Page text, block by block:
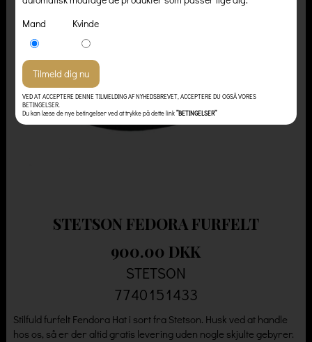
STETSON FEDORA FURFELT
900.00 DKK
STETSON
7740151433
Stilfuld furfelt Fendora Hat i sort fra Stetson. Husk ved at handle
hos os, så er der altid gratis levering uden nogle skjulte gebyrer.
Mand
Kvinde
VED AT ACCEPTERE DENNE TILMELDING AF NYHEDSBREVET, ACCEPTERE DU OGSÅ VORES
BETINGELSER.
Du kan læse de nye betingelser ved at trykke på dette link”BETINGELSER”